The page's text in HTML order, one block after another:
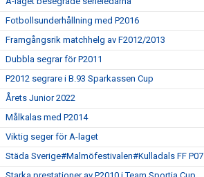
Fotbollsunderhållning med P2016
Framgångsrik matchhelg av F2012/2013
Dubbla segrar för P2011
P2012 segrare i B.93 Sparkassen Cup
Årets Junior 2022
Målkalas med P2014
Viktig seger för A-laget
Städa Sverige#Malmöfestivalen#Kulladals FF P07